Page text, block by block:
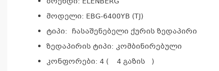
მოდელი: EBG-6400YB (TJ)
ტიპი: ჩასაშენებელი ქურის ზედაპირი
ზედაპირის ტიპი: კომბინირებული
კონფორები: 4 ( 4 გაზის )